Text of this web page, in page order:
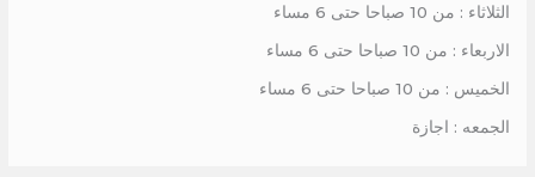
الثلاثاء : من 10 صباحا حتى 6 مساء
الاربعاء : من 10 صباحا حتى 6 مساء
الخميس : من 10 صباحا حتى 6 مساء
الجمعه : اجازة